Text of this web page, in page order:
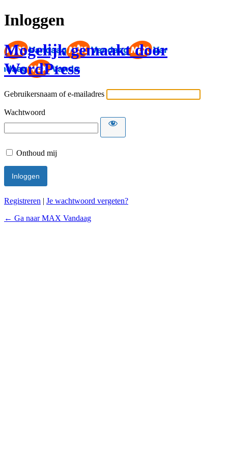
Inloggen
Mogelijk gemaakt door
WordPress
Gebruikersnaam of e-mailadres
Wachtwoord
Onthoud mij
Registreren | Je wachtwoord vergeten?
← Ga naar MAX Vandaag